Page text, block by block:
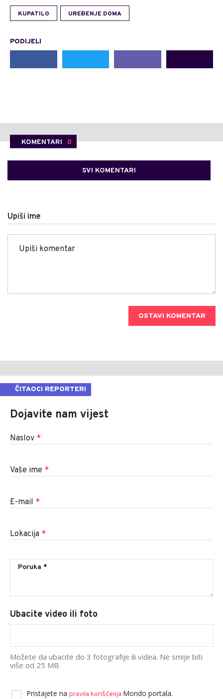
KUPATILO UREĐENJE DOMA
PODIJELI
KOMENTARI 0
SVI KOMENTARI
Upiši ime
OSTAVI KOMENTAR
ČITAOCI REPORTERI
Dojavite nam vijest
Naslov *
Vaše ime *
E-mail *
Lokacija *
Ubacite video ili foto
Možete da ubacite do 3 fotografije ili videa. Ne smije biti
više od 25 MB.
Pristajete na pravila korišćenja Mondo portala.